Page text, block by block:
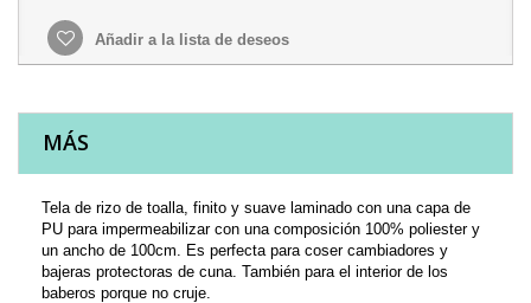
Añadir a la lista de deseos
MÁS
Tela de rizo de toalla, finito y suave laminado con una capa de
PU para impermeabilizar con una composición 100% poliester y
un ancho de 100cm. Es perfecta para coser cambiadores y
bajeras protectoras de cuna. También para el interior de los
baberos porque no cruje.